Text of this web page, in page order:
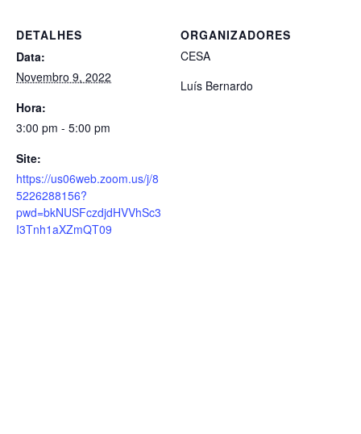
DETALHES
Data:
Novembro 9, 2022
Hora:
3:00 pm - 5:00 pm
Site:
https://us06web.zoom.us/j/8
5226288156?
pwd=bkNUSFczdjdHVVhSc3
I3Tnh1aXZmQT09
ORGANIZADORES
CESA
Luís Bernardo